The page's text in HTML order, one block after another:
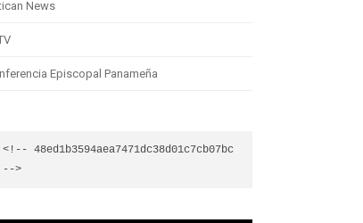
News
Episcopal Panameña
<!-- 48ed1b3594aea7471dc38d01c7cb07bc
-->